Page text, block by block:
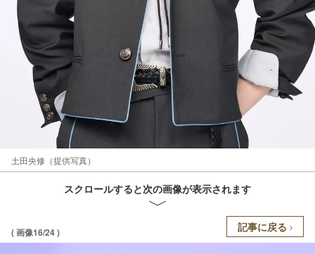
土田央修（提供写真）
スクロールすると次の画像が表示されます
( 画像16/24 ) 記事に戻る